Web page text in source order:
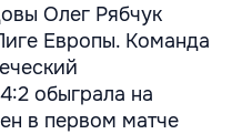
Олег Рябчук
Европы. Команда
обыграла на
в первом матче